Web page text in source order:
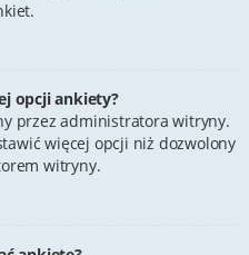
opcji ankiety?
przez administratora witryny.
więcej opcji niż dozwolony
witryny.